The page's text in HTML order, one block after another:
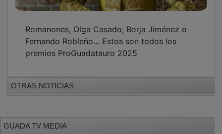
Romanones, Olga Casado, Borja Jiménez o
Fernando Robleño… Estos son todos los
premios ProGuadatauro 2025
OTRAS NOTICIAS
GUADA TV MEDIA